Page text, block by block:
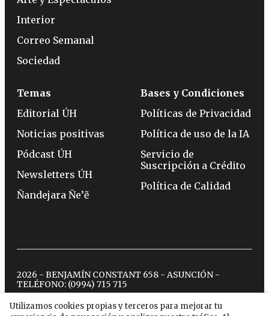
Utilizamos cookies propias y terceros para mejorar tu
Interior
Correo Semanal
Sociedad
Temas
Editorial ÚH
Noticias positivas
Pódcast ÚH
Newsletters ÚH
Ñandejara Ñe’ẽ
Bases y Condiciones
Políticas de Privacidad
Política de uso de la IA
Servicio de
Suscripción a Crédito
Política de Calidad
2026 - BENJAMÍN CONSTANT 658 - ASUNCIÓN -
TELÉFONO: (0994) 715 715